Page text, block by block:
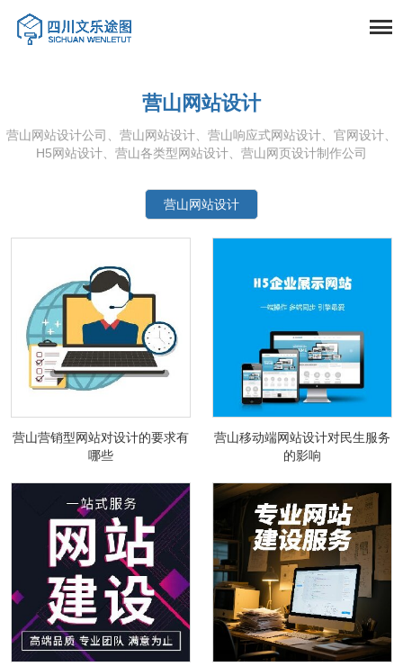
营山网站设计
营山网站设计公司、营山网站设计、营山响应式网站设计、官网设计、
H5网站设计、营山各类型网站设计、营山网页设计制作公司
营山网站设计
营山营销型网站对设计的要求有
哪些
营山移动端网站设计对民生服务
的影响